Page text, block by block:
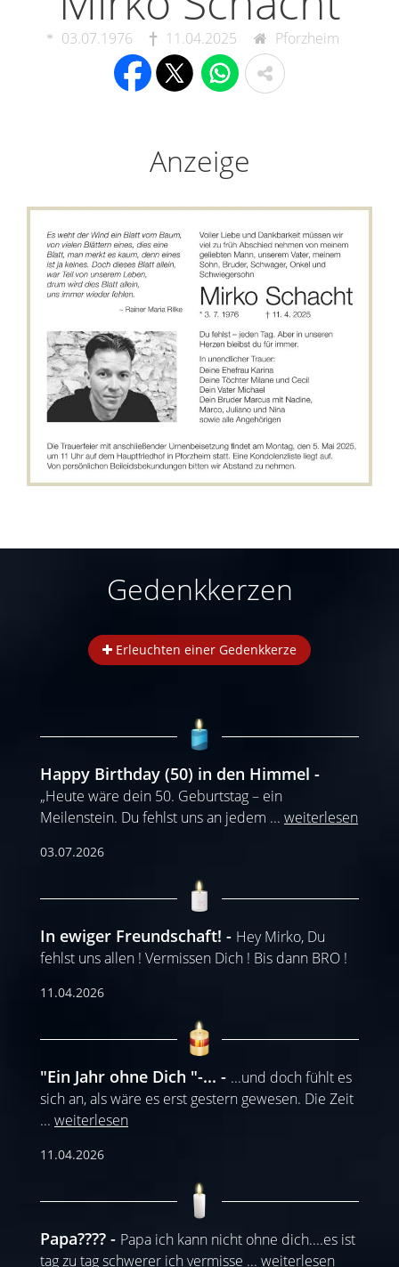
03.07.1976 11.04.2025 Pforzheim
Anzeige
Gedenkkerzen
Erleuchten einer Gedenkkerze
Happy Birthday (50) in den Himmel
„Heute wäre dein 50. Geburtstag – ein
Meilenstein. Du fehlst uns an jedem ... weiterlesen
03.07.2026
In ewiger Freundschaft!
Hey Mirko, Du
fehlst uns allen ! Vermissen Dich ! Bis dann BRO !
11.04.2026
"Ein Jahr ohne Dich "-...
...und doch fühlt es
sich an, als wäre es erst gestern gewesen. Die Zeit
... weiterlesen
11.04.2026
Papa????
Papa ich kann nicht ohne dich....es ist
tag zu tag schwerer ich vermisse ... weiterlesen